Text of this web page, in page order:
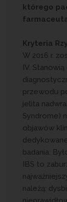
którego
Kryteria
W 2016 r.
IV.
przewodu
jelita
Syndrome)
objawów
badania.
IBS to
należą: